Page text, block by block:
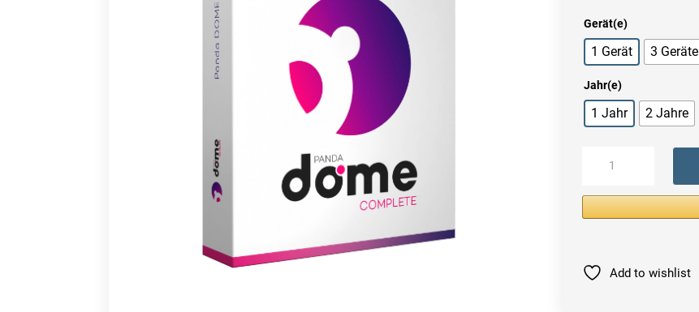
Gerät(e)
1 Gerät 3 Geräte
Jahr(e)
1 Jahr 2 Jahre
Dome
Complete
2023
MengeAdd to wishlist